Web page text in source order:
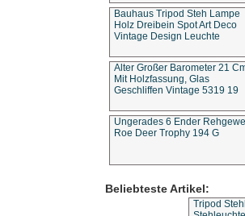
Bauhaus Tripod Steh Lampe
Holz Dreibein Spot Art Deco
Vintage Design Leuchte
Alter Großer Barometer 21
Mit Holzfassung, Glas
Geschliffen Vintage 5319 19
Ungerades 6 Ender
Roe Deer Trophy 194 G
Beliebteste Artikel:
Tripod